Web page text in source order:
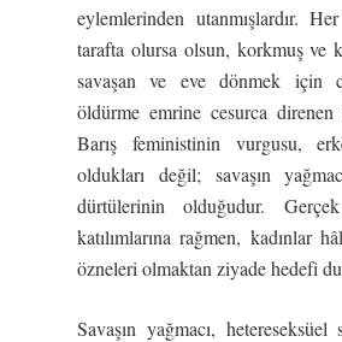
eylemlerinden utanmışlardır.
tarafta olursa olsun, korkmuş ve
savaşan ve eve dönmek için
öldürme emrine cesurca direnen
Barış feministinin vurgusu,
oldukları değil; savaşın
dürtülerinin olduğudur.
katılımlarına rağmen, kadınlar
özneleri olmaktan ziyade hedefi
Savaşın yağmacı, hetereseksüel